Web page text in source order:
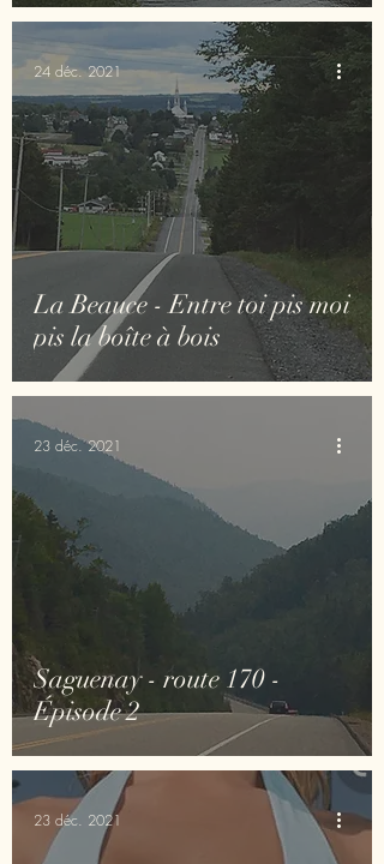
La Beauce - Entre toi pis moi
pis la boîte à bois
24 déc. 2021
Saguenay - route 170 -
Épisode 2
23 déc. 2021
23 déc. 2021